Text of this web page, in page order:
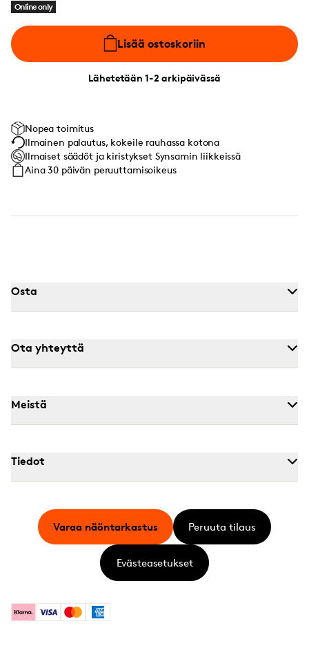
Online only
Lisää ostoskoriin
Lähetetään 1-2 arkipäivässä
Nopea toimitus
Ilmainen palautus, kokeile rauhassa kotona
Ilmaiset säädöt ja kiristykset Synsamin liikkeissä
Aina 30 päivän peruuttamisoikeus
Osta
Ota yhteyttä
Meistä
Tiedot
KlarnaVisa MastercardAmerican Express
Varaa näöntarkastus Peruuta tilaus
Evästeasetukset